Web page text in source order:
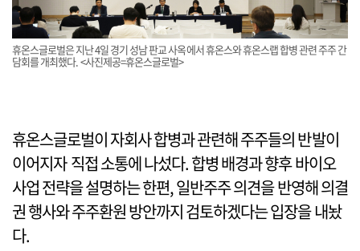
휴온스글로벌은 지난 4일 경기 성남 판교 사옥에서 휴온스와 휴온스랩 합병 관련 주주 간
담회를 개최했다. <사진제공=휴온스글로벌>
휴온스글로벌이 자회사 합병과 관련해 주주들의 반발이
이어지자 직접 소통에 나섰다. 합병 배경과 향후 바이오
사업 전략을 설명하는 한편, 일반주주 의견을 반영해 의결
권 행사와 주주환원 방안까지 검토하겠다는 입장을 내놨
다.